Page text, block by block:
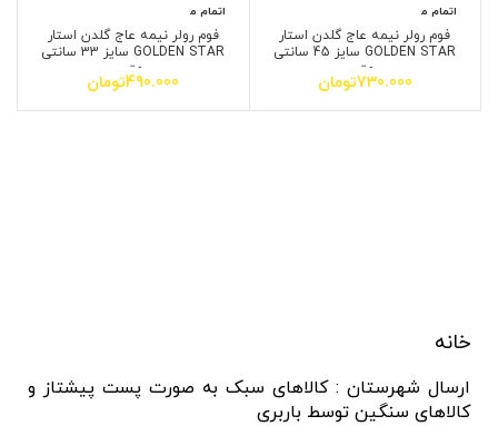
اتمام م
فوم رولر نیمه عاج گلدن استار
GOLDEN STAR سایز 45 سانتی
متر
تومان730.000
اتمام م
فوم رولر نیمه عاج گلدن استار
GOLDEN STAR سایز 33 سانتی
متر
تومان490.000
خانه
ارسال شهرستان : کالاهای سبک به صورت پست پیشتاز و
کالاهای سنگین توسط باربری